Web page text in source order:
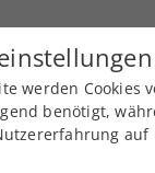
werden Cookies
benötigt,
auf